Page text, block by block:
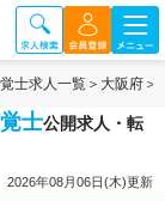
士求人一覧 大阪府
士公開求人・転
2026年08月06日(木)更新